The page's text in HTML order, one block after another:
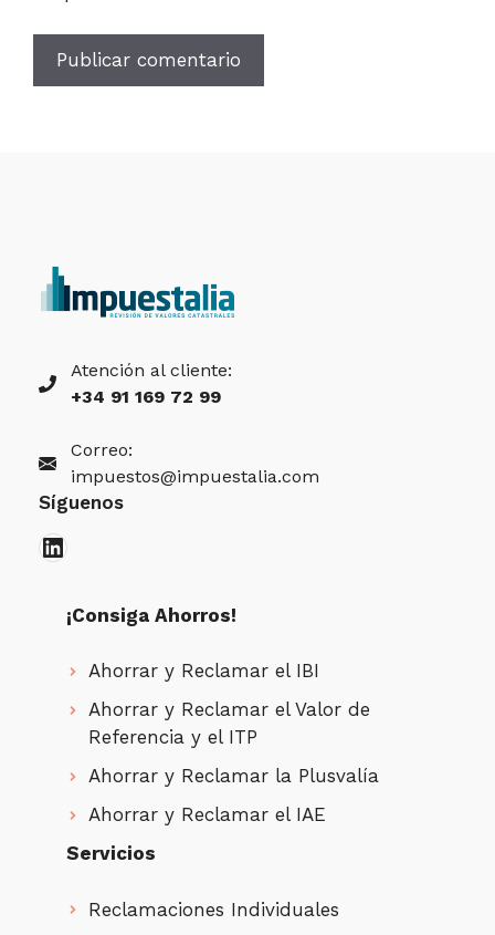
Atención al cliente:
+34 91 169 72 99
Correo:
impuestos@impuestalia.com
Síguenos
LinkedIn
¡Consiga Ahorros!
Ahorrar y Reclamar el IBI
Ahorrar y Reclamar el Valor de
Referencia y el ITP
Ahorrar y Reclamar la Plusvalía
Ahorrar y Reclamar el IAE
Servicios
Reclamaciones Individuales